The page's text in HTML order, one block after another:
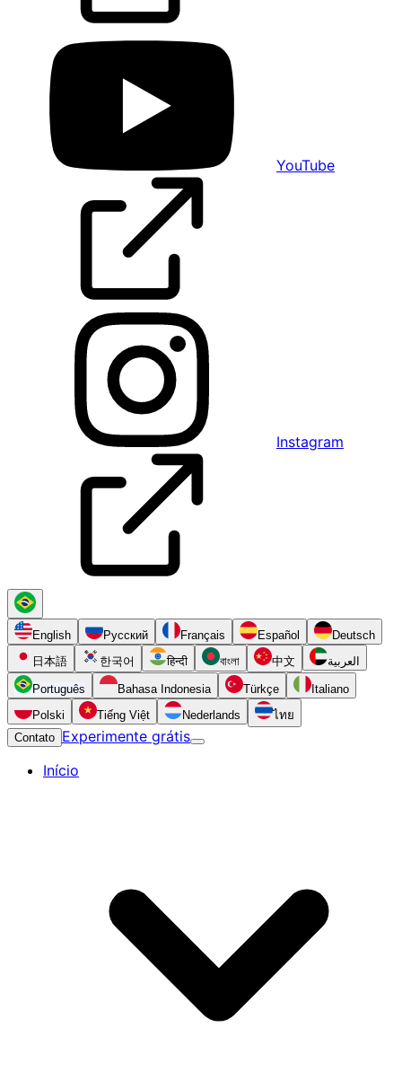
YouTube
Instagram
English Русский Français Español
Deutsch
日本語
한국어 हिन्दी বাংলা 中文 العربية
Português Bahasa Indonesia Türkçe
Italiano
Polski
Tiếng Việt Nederlands
ไทย
Contato Experimente grátis
Início